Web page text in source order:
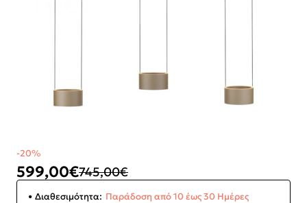
-20%
599,00€745,00€
Διαθεσιμότητα: Παράδοση από 10 έως 30 Ημέρες